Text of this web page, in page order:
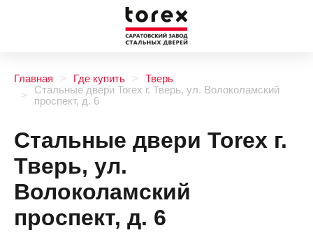
Главная Где купить
Тверь
Стальные двери Torex г. Тверь, ул. Волоколамский
проспект, д. 6
Стальные двери Torex г.
Тверь, ул.
Волоколамский
проспект, д. 6